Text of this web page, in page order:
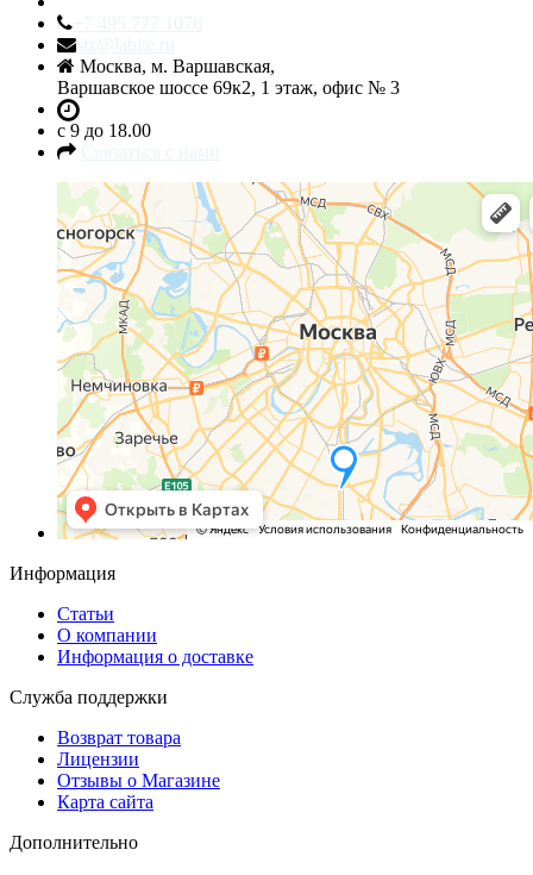
Москва, м. Варшавская,
Варшавское шоссе 69к2, 1 этаж, офис № 3
c 9 до 18.00
Информация
Статьи
О компании
Информация о доставке
Служба поддержки
Возврат товара
Лицензии
Отзывы о Магазине
Карта сайта
Дополнительно